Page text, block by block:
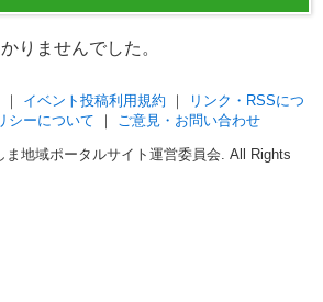
りませんでした。
イベント投稿利用規約
リンク・RSSにつ
シーについて ご意見・お問い合わせ
ま地域ポータルサイト運営委員会. All Rights